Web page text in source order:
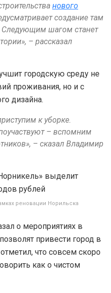
нового
создание там
Следующим шагом станет
– рассказал
городскую среду не
проживания, но и с
дизайна.
к уборке.
– вспомним
– сказал Владимир
реновации Норильска
о мероприятиях в
привести город в
что совсем скоро
как о чистом